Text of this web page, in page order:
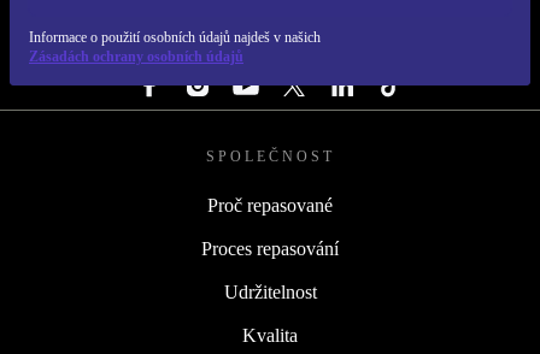
Informace o použití osobních údajů najdeš v našich
Zásadách ochrany osobních údajůSLEDUJ NÁS
SPOLEČNOST
Proč repasované
Proces repasování
Udržitelnost
Kvalita